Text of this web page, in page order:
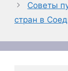
Советы
стран в